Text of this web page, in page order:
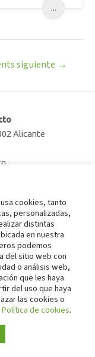
...
siguiente →
Alicante
TikTok
usa cookies, tanto
personalizadas,
distintas
en nuestra
podemos
del sitio web con
o análisis web,
que les haya
del uso que haya
las cookies o
Política de cookies.